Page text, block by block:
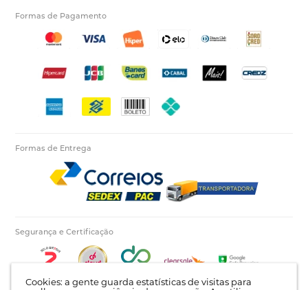
Cookies: a gente guarda estatísticas de visitas para
Formas de Pagamento
Formas de Entrega
Segurança e Certificação